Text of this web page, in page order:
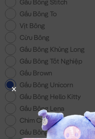
Gấu Bông Stitch
Gấu Bông To
Vịt Bông
Cừu Bông
Gấu Bông Khủng Long
Gấu Bông Tốt Nghiệp
Gấu Brown
Gấu Bông Unicorn
Gấu Bông Hello Kitty
Gấu Bông Lena
Chim Cánh Cụt
Gấu Bông 200k